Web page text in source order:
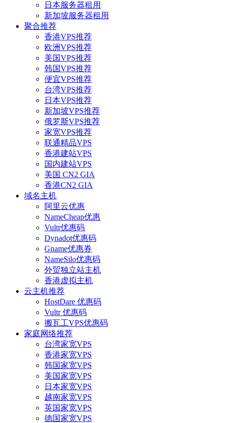
日本服务器租用
新加坡服务器租用
聚合推荐
香港VPS推荐
欧洲VPS推荐
美国VPS推荐
韩国VPS推荐
便宜VPS推荐
台湾VPS推荐
日本VPS推荐
新加坡VPS推荐
俄罗斯VPS推荐
家宽VPS推荐
联通精品VPS
香港建站VPS
国内建站VPS
美国 CN2 GIA
香港CN2 GIA
域名主机
阿里云优惠
NameCheap优惠
Vultr优惠码
Dynadot优惠码
Gname优惠券
NameSilo优惠码
外贸独立站主机
香港虚拟主机
云主机推荐
HostDare 优惠码
Vultr 优惠码
搬瓦工VPS优惠码
家庭网络推荐
台湾家宽VPS
香港家宽VPS
韩国家宽VPS
美国家宽VPS
日本家宽VPS
越南家宽VPS
英国家宽VPS
德国家宽VPS